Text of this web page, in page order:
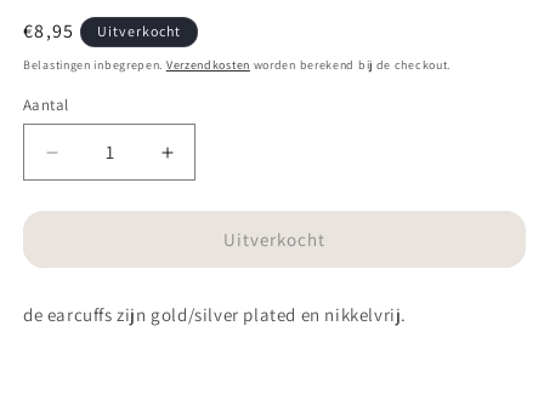
Normale
prijs
€8,95 Uitverkocht
Belastingen inbegrepen. Verzendkosten worden berekend bij de checkout.
Aantal
Aantal
Aantal
verlagen
voor
steentjes
Aantal
verhogen
voor
Earcuff-
steentjes
Uitverkocht
de earcuffs zijn gold/silver plated en nikkelvrij.